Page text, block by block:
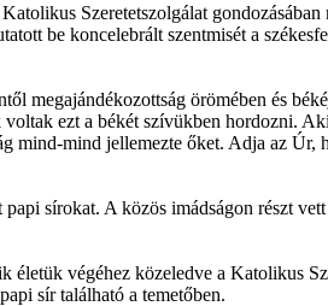
Szeretetszolgálat
be koncelebrált szentmisét a
megajándékozottság örömében és
voltak ezt a békét szívükben
mind-mind jellemezte őket. Adja az
sírokat. A közös imádságon részt
végéhez közeledve a Katolikus
sír található a temetőben.